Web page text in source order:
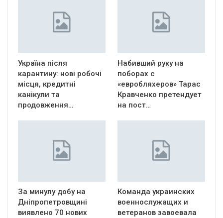
Україна після
карантину: нові робочі
місця, кредитні
канікули та
продовження…
Набивший руку на
поборах с
«евробляхеров» Тарас
Кравченко претендует
на пост…
За минулу добу на
Дніпропетровщині
виявлено 70 нових
Команда украинских
военнослужащих и
ветеранов завоевала